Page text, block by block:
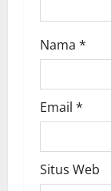
Nama *
Email *
Situs Web